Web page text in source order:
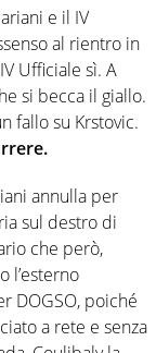
e il IV
al rientro in
Ufficiale sì. A
si becca il giallo.
fallo su Krstovic.
annulla per
sul destro di
che però,
l’esterno
DOGSO, poiché
a rete e senza